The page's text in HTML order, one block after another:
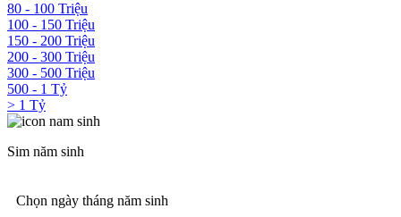
80 - 100 Triệu
100 - 150 Triệu
150 - 200 Triệu
200 - 300 Triệu
300 - 500 Triệu
500 - 1 Tỷ
> 1 Tỷ
Sim năm sinh
Chọn ngày tháng năm sinh